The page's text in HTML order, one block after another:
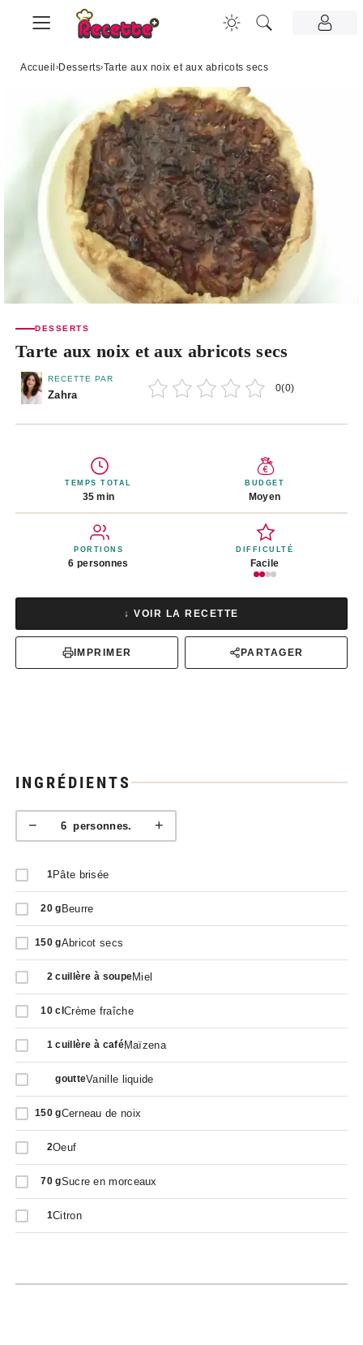
Accueil ›Desserts›Tarte aux noix et aux abricots secs
DESSERTS
Tarte aux noix et aux abricots secs
RECETTE PAR
Zahra
0(0)
TEMPS TOTAL
35 min
BUDGET
Moyen
PORTIONS
6 personnes
DIFFICULTÉ
Facile
↓ VOIR LA RECETTE
IMPRIMER PARTAGER
INGRÉDIENTS
− 6personnes. +
1Pâte brisée
20 gBeurre
150 gAbricot secs
2 cuillère à soupeMiel
10 cl Crème fraîche
1 cuillère à caféMaïzena
goutteVanille liquide
150 gCerneau de noix
2Oeuf
70 gSucre en morceaux
1Citron